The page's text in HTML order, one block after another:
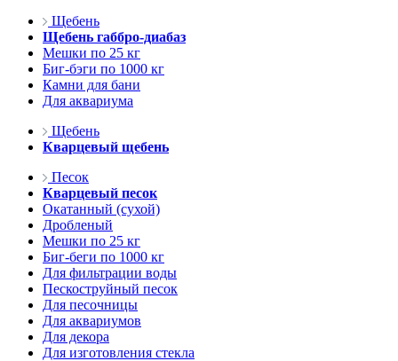
Щебень
Щебень габбро-диабаз
Мешки по 25 кг
Биг-бэги по 1000 кг
Камни для бани
Для аквариума
Щебень
Кварцевый щебень
Песок
Кварцевый песок
Окатанный (сухой)
Дробленый
Мешки по 25 кг
Биг-беги по 1000 кг
Для фильтрации воды
Пескоструйный песок
Для песочницы
Для аквариумов
Для декора
Для изготовления стекла